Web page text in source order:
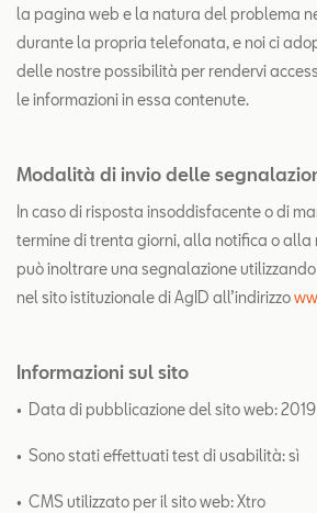
la pagina web e la natura del problema
durante la propria telefonata, e noi ci
delle nostre possibilità per rendervi
le informazioni in essa contenute.
Modalità di invio delle
In caso di risposta insoddisfacente o di
termine di trenta giorni, alla notifica o alla
può inoltrare una segnalazione
nel sito istituzionale di AgID all’indirizzo
Informazioni sul sito
• Data di pubblicazione del sito web: 2019
• Sono stati effettuati test di usabilità: sì
• CMS utilizzato per il sito web: Xtro